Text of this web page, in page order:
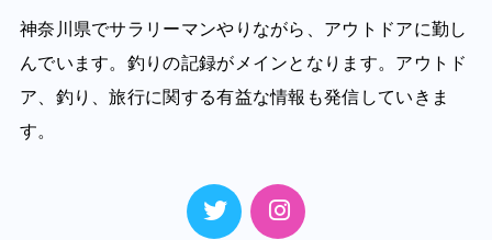
神奈川県でサラリーマンやりながら、アウトドアに勤し
んでいます。釣りの記録がメインとなります。アウトド
ア、釣り、旅行に関する有益な情報も発信していきま
す。